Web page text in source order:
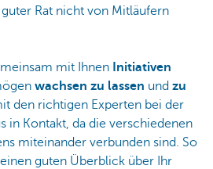
Rat nicht von Mitläufern
mit Ihnen Initiativen
wachsen zu lassen und zu
den richtigen Experten bei der
in Kontakt, da die verschiedenen
miteinander verbunden sind. So
guten Überblick über Ihr